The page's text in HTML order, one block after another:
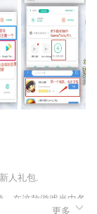
人礼包.
在这款游戏当中各
更多